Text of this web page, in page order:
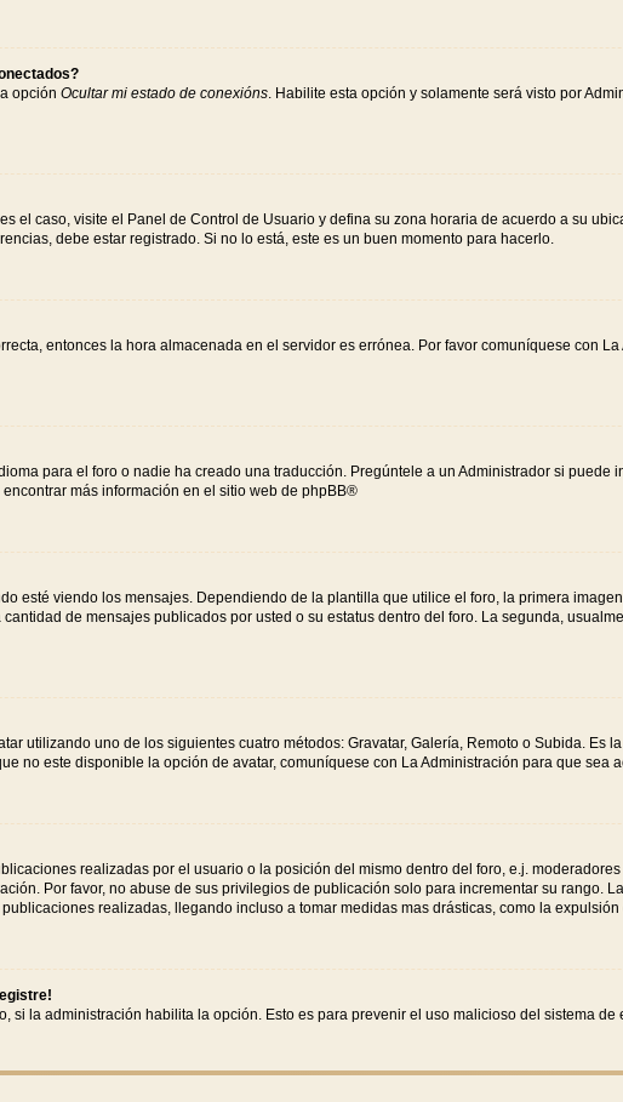
opción Ocultar mi estado de conexións. Habilite esta opción y solamente será visto por
el caso, visite el Panel de Control de Usuario y defina su zona horaria de acuerdo a su
debe estar registrado. Si no lo está, este es un buen momento para hacerlo.
entonces la hora almacenada en el servidor es errónea. Por favor comuníquese con La
para el foro o nadie ha creado una traducción. Pregúntele a un Administrador si puede
más información en el sitio web de phpBB®
esté viendo los mensajes. Dependiendo de la plantilla que utilice el foro, la primera
de mensajes publicados por usted o su estatus dentro del foro. La segunda,
utilizando uno de los siguientes cuatro métodos: Gravatar, Galería, Remoto o Subida. Es
no este disponible la opción de avatar, comuníquese con La Administración para que sea
realizadas por el usuario o la posición del mismo dentro del foro, e.j.
Por favor, no abuse de sus privilegios de publicación solo para incrementar su rango.
realizadas, llegando incluso a tomar medidas mas drásticas, como la expulsión
si la administración habilita la opción. Esto es para prevenir el uso malicioso del sistema